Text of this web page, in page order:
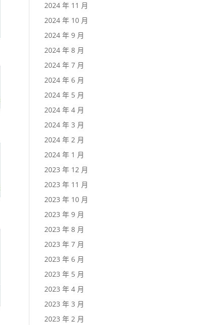
"docs"
2024 年 11 月
2024 年 10 月
2024 年 9 月
2024 年 8 月
2024 年 7 月
2024 年 6 月
2024 年 5 月
2024 年 4 月
2024 年 3 月
2024 年 2 月
2024 年 1 月
2023 年 12 月
2023 年 11 月
2023 年 10 月
2023 年 9 月
2023 年 8 月
2023 年 7 月
2023 年 6 月
2023 年 5 月
2023 年 4 月
2023 年 3 月
2023 年 2 月